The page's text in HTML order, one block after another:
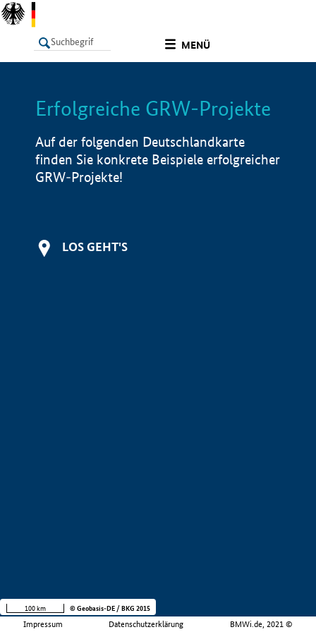
MENÜ
LISTE Info
Erfolgreiche GRW-Projekte
Auf der folgenden Deutschlandkarte
finden Sie konkrete Beispiele erfolgreicher
GRW-Projekte!
LOS GEHT'S
Impressum Datenschutzerklärung BMWi.de, 2021 ©
100 km © Geobasis-DE / BKG 2015